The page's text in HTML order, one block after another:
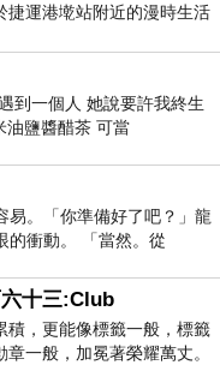
捷運港墘站附近的漫時生活
4分鐘即可抵
到一個人 她說要許我終生
油鹽醬醋茶 可當
易。「你準備好了吧？」龍
的衝動。 「當然。從
十三:Club
積，更能像標籤一般，標籤
一般，加冕著榮耀萬丈。